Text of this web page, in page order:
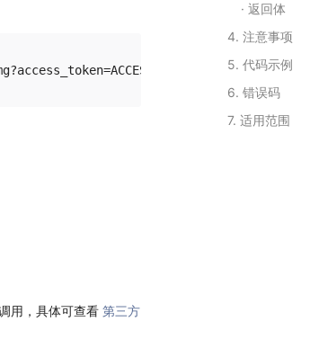
用，具体可查看 第三方
返回体
4. 注意事项
5. 代码示例
6. 错误码
7. 适用范围